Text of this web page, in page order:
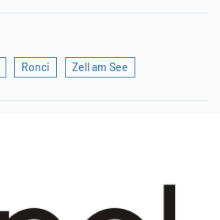
Ronci Zell am See